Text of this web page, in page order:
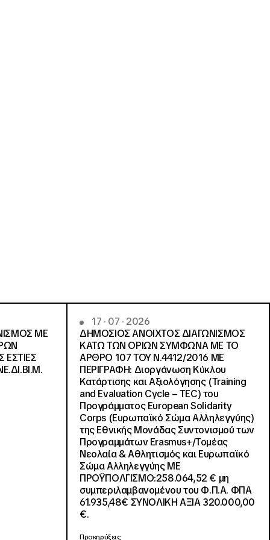
ΜΕ
ΕΣΤΙΕΣ
17 · 07 · 2026
ΔΗΜΟΣΙΟΣ ΑΝΟΙΧΤΟΣ ΔΙΑΓΩΝΙΣΜΟΣ
ΚΑΤΩ ΤΩΝ ΟΡΙΩΝ ΣΥΜΦΩΝΑ ΜΕ ΤΟ
ΑΡΘΡΟ 107 ΤΟΥ Ν.4412/2016 ΜΕ
ΠΕΡΙΓΡΑΦΗ: Διοργάνωση Κύκλου
Κατάρτισης και Αξιολόγησης (Training
and Evaluation Cycle – TEC) του
Προγράμματος European Solidarity
Corps (Ευρωπαϊκό Σώμα Αλληλεγγύης)
της Εθνικής Μονάδας Συντονισμού των
Προγραμμάτων Erasmus+/Τομέας
Νεολαία & Αθλητισμός και Ευρωπαϊκό
Σώμα Αλληλεγγύης ΜΕ
ΠΡΟΫΠΟΛΓΙΣΜΟ:258.064,52 € μη
συμπεριλαμβανομένου του Φ.Π.Α. ΦΠΑ
61.935,48€ ΣΥΝΟΛΙΚΗ ΑΞΙΑ 320.000,00
€.
Προκηρύξεις